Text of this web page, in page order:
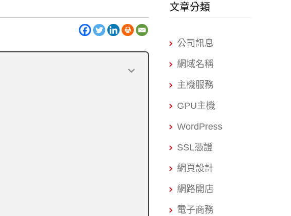
文章分類
公司訊息
網域名稱
主機服務
GPU主機
WordPress
SSL憑證
網頁設計
網路開店
電子商務